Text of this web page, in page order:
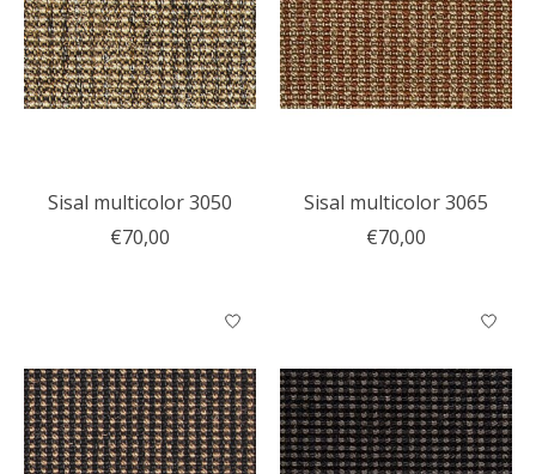
Sisal multicolor 3050
€70,00
Sisal multicolor 3065
€70,00